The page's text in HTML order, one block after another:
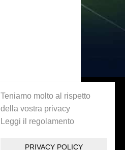
Teniamo molto al rispetto
della vostra privacy
Leggi il regolamento
PRIVACY POLICY